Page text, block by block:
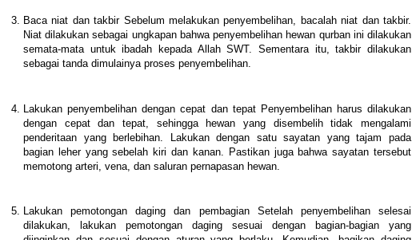
Baca niat dan takbir Sebelum melakukan penyembelihan, bacalah niat dan takbir.
Niat dilakukan sebagai ungkapan bahwa penyembelihan hewan qurban ini dilakukan
semata-mata untuk ibadah kepada Allah SWT. Sementara itu, takbir dilakukan
sebagai tanda dimulainya proses penyembelihan.
Lakukan penyembelihan dengan cepat dan tepat Penyembelihan harus dilakukan
dengan cepat dan tepat, sehingga hewan yang disembelih tidak mengalami
penderitaan yang berlebihan. Lakukan dengan satu sayatan yang tajam pada
bagian leher yang sebelah kiri dan kanan. Pastikan juga bahwa sayatan tersebut
memotong arteri, vena, dan saluran pernapasan hewan.
Lakukan pemotongan daging dan pembagian Setelah penyembelihan selesai
dilakukan, lakukan pemotongan daging sesuai dengan bagian-bagian yang